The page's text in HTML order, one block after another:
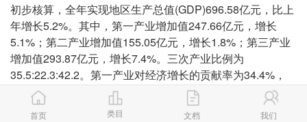
初步核算，全年实现地区生产总值(GDP)696.58亿元，比上
年增长5.2%。其中，第一产业增加值247.66亿元，增长
5.1%；第二产业增加值155.05亿元，增长1.8%；第三产业
增加值293.87亿元，增长7.4%。三次产业比例为
35.5:22.3:42.2。第一产业对经济增长的贡献率为34.4%，
拉动经济增长1.8个百分点；第二产业贡献率为9.2%，拉动
0.5个百分点；第三产业贡献率为56.4%，拉动2.9个百分
首页 类目 文档 我们